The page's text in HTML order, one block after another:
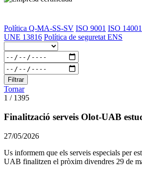
Política Q-MA-SS-SV ISO 9001 ISO 14001
UNE 13816 Política de seguretat ENS
Filtrar
Tornar
1 / 1395
Finalització serveis Olot-UAB
27/05/2026
Us informem que els serveis especials per
UAB finalitzen el pròxim divendres 29 de